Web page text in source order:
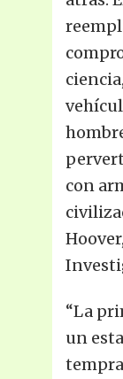
con
“La
un